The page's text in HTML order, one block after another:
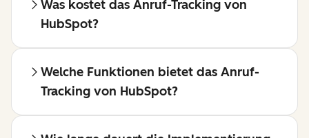
Was kostet das Anruf-Tracking von
HubSpot?
Welche Funktionen bietet das Anruf-
Tracking von HubSpot?